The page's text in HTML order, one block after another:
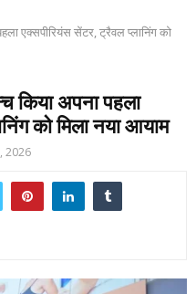
एक्सपीरियंस सेंटर, ट्रैवल प्लानिंग को
किया अपना पहला
को मिला नया आयाम
2026